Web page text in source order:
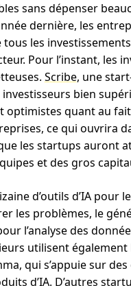
sans dépenser
dernière, les
les
Pour l’instant,
Scribe, une
bien
quant au
ce qui ouvrira
les startups auront
et des gros
d’outils d’IA
les problèmes, le
l’analyse des
utilisent
qui s’appuie sur des
d’IA. D’autres